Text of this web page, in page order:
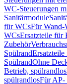
WC-Steuerungen
Sanitärmodule
für WCsFür Wand-
WCsErsatzteile für
Zubehör
Spülrand
SpülrandOhne
Betrieb, spülrandlos
spülrandlosFür AP-